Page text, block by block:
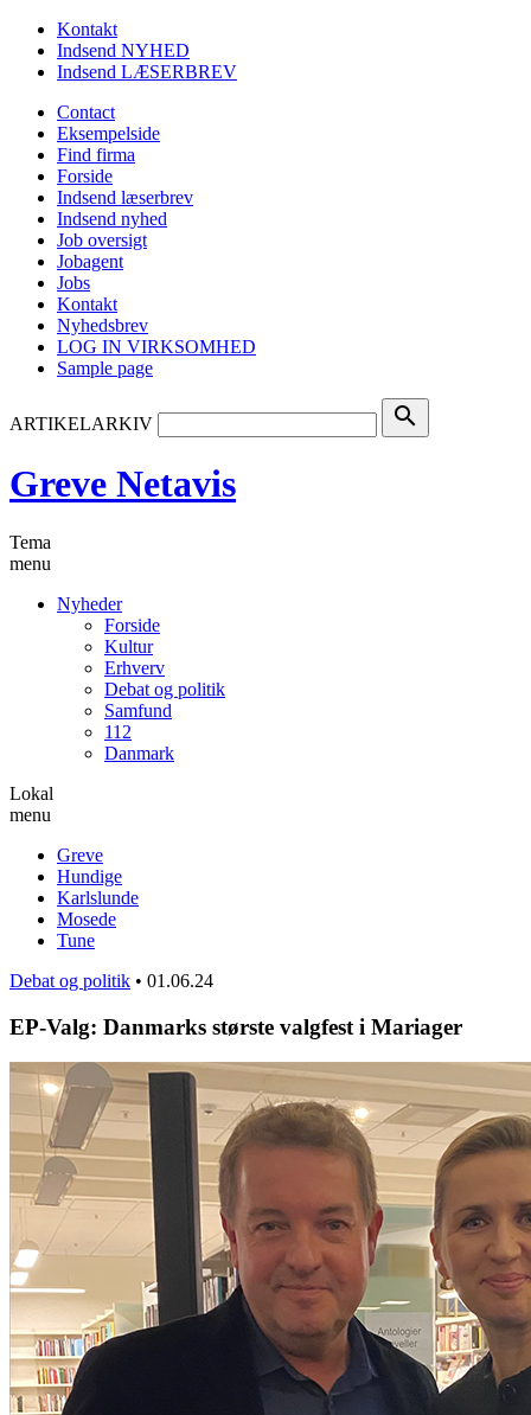
Kontakt
Indsend NYHED
Indsend LÆSERBREV
Contact
Eksempelside
Find firma
Forside
Indsend læserbrev
Indsend nyhed
Job oversigt
Jobagent
Jobs
Kontakt
Nyhedsbrev
LOG IN VIRKSOMHED
Sample page
ARTIKELARKIV search
Greve Netavis
Tema
menu
Nyheder
Forside
Kultur
Erhverv
Debat og politik
Samfund
112
Danmark
Lokal
menu
Greve
Hundige
Karlslunde
Mosede
Tune
Debat og politik • 01.06.24
EP-Valg: Danmarks største valgfest i Mariager